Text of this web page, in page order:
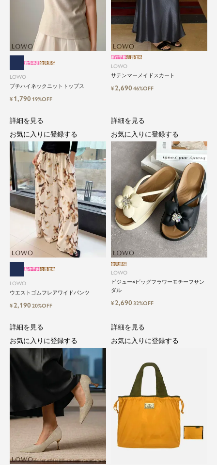
気軽に楽しめる低価格でトレンドを取
LOWO（ロワ）は、アパレルはもちろん、インナ
ー、バッグやシューズ、小物まで、驚くほどリー
ズナブルにラインナップ。
毎日のコーデに、ちょっとした変化を。いつもの
自分に、ちょっとした彩りを。
LOWOは、頑張りすぎないおしゃれを応援しま
す。
LOWO
プチハイネックニットトップス
新作早割会員価格
¥ 1,790 19%OFF
LOWO
サテンマーメイドスカート
新作早割会員価格
¥2,69046%OFF
LOWO
ウエストゴムフレアワイドパンツ
新作早割会員価格
¥2,19020%OFF
詳細を見る
お気に入りに登録する
LOWO
ビジュー×ビッグフラワーモチーフサン
ダル
会員価格
¥2,69032%OFF
詳細を見る
お気に入りに登録する
詳細を見る
お気に入りに登録する
詳細を見る
お気に入りに登録する